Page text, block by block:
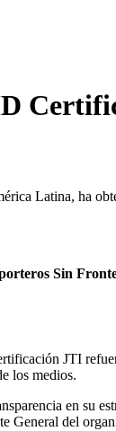
Latina, ha
Sin
JTI
los medios.
en su
General del